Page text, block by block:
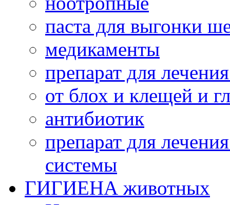
паста для выгонки
медикаменты
препарат для
от блох и клещей и
антибиотик
препарат для
системы
ГИГИЕНА животных